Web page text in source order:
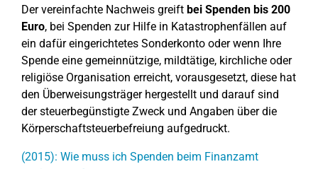
Der vereinfachte Nachweis greift bei Spenden bis 200
Euro, bei Spenden zur Hilfe in Katastrophenfällen auf
ein dafür eingerichtetes Sonderkonto oder wenn Ihre
Spende eine gemeinnützige, mildtätige, kirchliche oder
religiöse Organisation erreicht, vorausgesetzt, diese hat
den Überweisungsträger hergestellt und darauf sind
der steuerbegünstigte Zweck und Angaben über die
Körperschaftsteuerbefreiung aufgedruckt.
(2015): Wie muss ich Spenden beim Finanzamt